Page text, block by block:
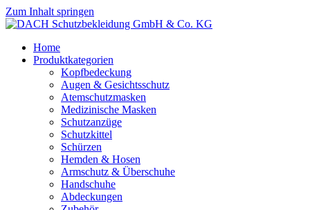
Zum Inhalt springen
Home
Produktkategorien
Kopfbedeckung
Augen & Gesichtsschutz
Atemschutzmasken
Medizinische Masken
Schutzanzüge
Schutzkittel
Schürzen
Hemden & Hosen
Armschutz & Überschuhe
Handschuhe
Abdeckungen